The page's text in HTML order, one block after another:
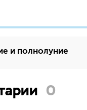
и полнолуние
0